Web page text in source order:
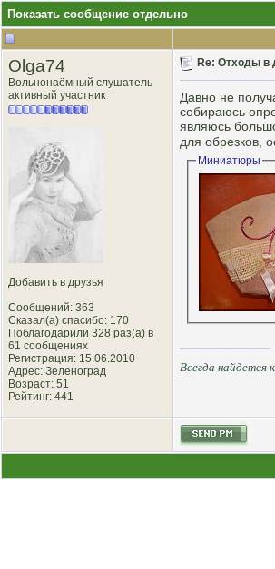
Показать сообщение отдельно
Olga74
Вольнонаёмный слушатель
активный участник
Добавить в друзья
Сообщений: 363
Сказал(а) спасибо: 170
Поблагодарили 328 раз(а) в
61 сообщениях
Регистрация: 15.06.2010
Адрес: Зеленоград
Возраст: 51
Рейтинг: 441
Re: Отходы в
Давно не
собираюсь
являюсь
для обрезков,
Миниатюры
Всегда найдется